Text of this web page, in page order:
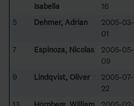
Isabella
16
5 Dehmer, Adrian
2005-03-
01
7 Espinoza, Nicolas
2005-05-
09
9 Lindqvist, Oliver
2005-07-
22